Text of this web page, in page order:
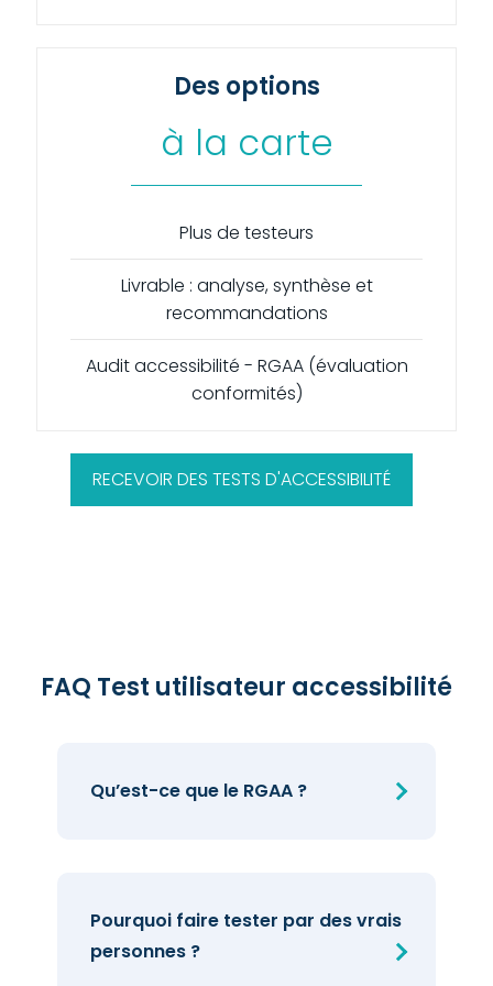
Des options
à la carte
Plus de testeurs
Livrable : analyse, synthèse et
recommandations
Audit accessibilité - RGAA (évaluation
conformités)
RECEVOIR DES TESTS D'ACCESSIBILITÉ
FAQ Test utilisateur accessibilité
Qu’est-ce que le RGAA ?
d’Amélioration de l’Accessibilité)
est le cadre officiel français qui
Pourquoi faire tester par des vrais
personnes ?